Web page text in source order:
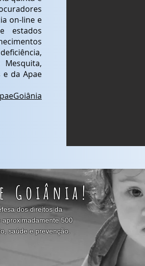
on-line e
estados
e da Apae
Goiânia!
dos direitos da
500
saúde e prevenção.